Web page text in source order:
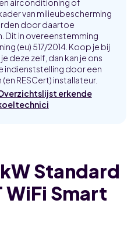
airconditioning of
van milieubescherming
door daartoe
in overeenstemming
(eu) 517/2014. Koop je bij
deze zelf, dan kan je ons
indienststelling door een
RESCert) installateur.
erkende
Standard
WiFi Smart